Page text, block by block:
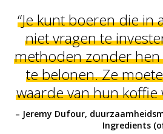
“Je kunt boeren die in
niet vragen te
methoden zonder
te belonen. Ze
waarde van hun koffie
– Jeremy Dufour,
Ingredients